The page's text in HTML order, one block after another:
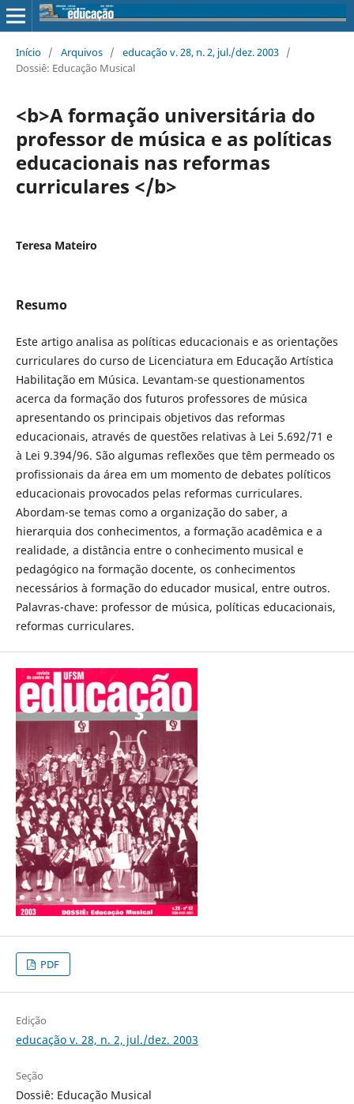
Início / Arquivos / educação v. 28, n. 2, jul./dez. 2003 /
Dossiê: Educação Musical
<b>A formação universitária do
professor de música e as políticas
educacionais nas reformas
curriculares </b>
Teresa Mateiro
Resumo
Este artigo analisa as políticas educacionais e as orientações
curriculares do curso de Licenciatura em Educação Artística
Habilitação em Música. Levantam-se questionamentos
acerca da formação dos futuros professores de música
apresentando os principais objetivos das reformas
educacionais, através de questões relativas à Lei 5.692/71 e
à Lei 9.394/96. São algumas reflexões que têm permeado os
profissionais da área em um momento de debates políticos
educacionais provocados pelas reformas curriculares.
Abordam-se temas como a organização do saber, a
hierarquia dos conhecimentos, a formação acadêmica e a
realidade, a distância entre o conhecimento musical e
pedagógico na formação docente, os conhecimentos
necessários à formação do educador musical, entre outros.
Palavras-chave: professor de música, políticas educacionais,
reformas curriculares.
PDF
Edição
educação v. 28, n. 2, jul./dez. 2003
Seção
Dossiê: Educação Musical